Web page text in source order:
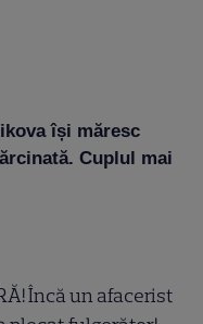
își măresc
Cuplul mai
Încă un afacerist